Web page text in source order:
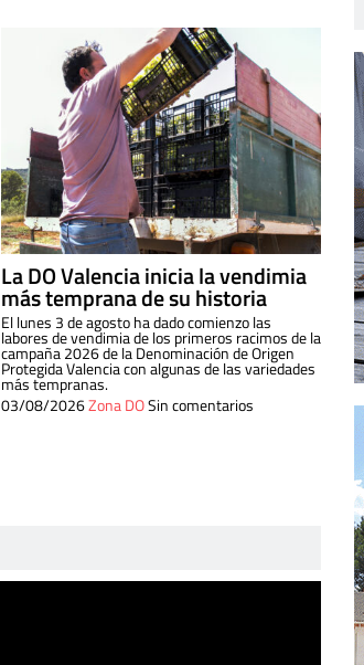
La DO Valencia inicia la vendimia
más temprana de su historia
El lunes 3 de agosto ha dado comienzo las
labores de vendimia de los primeros racimos de la
campaña 2026 de la Denominación de Origen
Protegida Valencia con algunas de las variedades
más tempranas.
03/08/2026Zona DOSin comentarios